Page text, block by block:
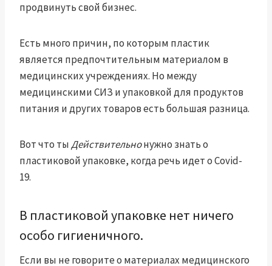
продвинуть свой бизнес.
Есть много причин, по которым пластик
является предпочтительным материалом в
медицинских учреждениях. Но между
медицинскими СИЗ и упаковкой для продуктов
питания и других товаров есть большая разница.
Вот что тыДействительнонужно знать о
пластиковой упаковке, когда речь идет о Covid-
19.
В пластиковой упаковке нет ничего
особо гигиеничного.
Если вы не говорите о материалах медицинского